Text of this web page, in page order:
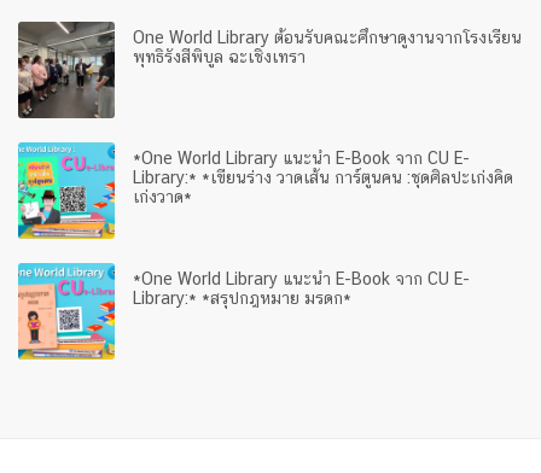
One World Library ต้อนรับคณะศึกษาดูงานจากโรงเรียน
พุทธิรังสีพิบูล ฉะเชิงเทรา
*One World Library แนะนำ E-Book จาก CU E-
Library:* *เขียนร่าง วาดเส้น การ์ตูนคน :ชุดศิลปะเก่งคิด
เก่งวาด*
*One World Library แนะนำ E-Book จาก CU E-
Library:* *สรุปกฎหมาย มรดก*